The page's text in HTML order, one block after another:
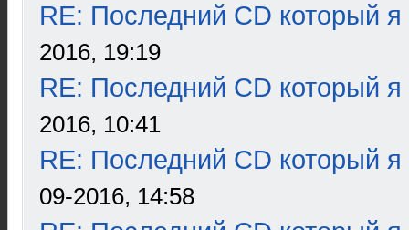
RE: Последний CD который я
2016, 19:19
RE: Последний CD который я
2016, 10:41
RE: Последний CD который я
09-2016, 14:58